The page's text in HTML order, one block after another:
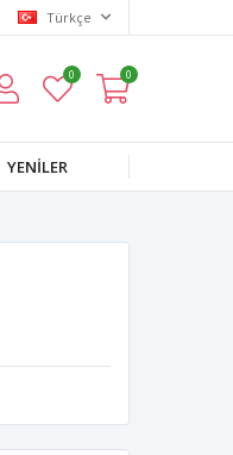
Türkçe
0 0
YENILER